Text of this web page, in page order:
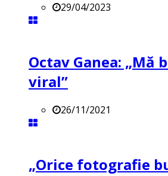
29/04/2023
Octav Ganea:
viral”
26/11/2021
„Orice fotografie